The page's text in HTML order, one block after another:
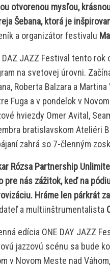
otvorenou mysľou,
Šebana, ktorá je
a organizátor festivalu
DAZ JAZZ Festival tento
na svetovej úrovni.
Roberta Balzara a
Fuga a v pondelok v
hviezdy Omer Avital,
bratislavskom Ateliéri
zahrá so 7-členným
Rózsa Partnership
pre nás zážitok, keď na
Hráme len párkrát
a multiinštrumentalista
edícia ONE DAY JAZZ
jazzovú scénu sa bude
v Novom Meste nad